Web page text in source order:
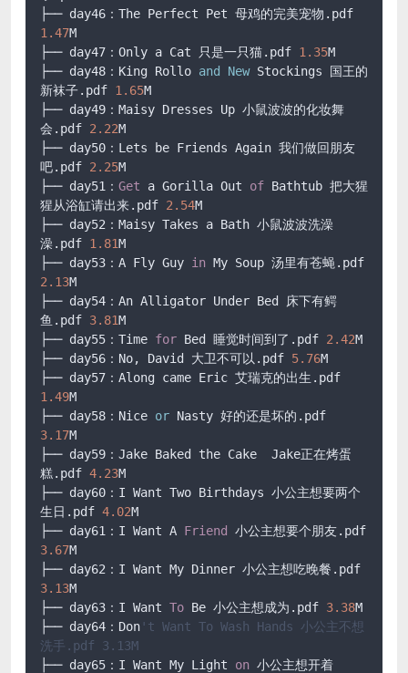
1.47M
├── day47：Only a Cat 只是一只猫.pdf 1.35M
├── day48：King Rollo and New Stockings 国王的
新袜子.pdf 1.65M
├── day49：Maisy Dresses Up 小鼠波波的化妆舞
会.pdf 2.22M
├── day50：Lets be Friends Again 我们做回朋友
吧.pdf 2.25M
├── day51： Get a Gorilla Out of Bathtub 把大猩
猩从浴缸请出来.pdf 2.54M
├── day52：Maisy Takes a Bath 小鼠波波洗澡
澡.pdf 1.81M
├── day53：A Fly Guy in
2.13M
├── day54：An Alligator Under Bed 床下有鳄
鱼.pdf 3.81M
├── day55：Time for Bed 睡觉时间到了.pdf 2.42M
├── day56：No, David 大卫不可以.pdf 5.76M
1.49M
├── day58：Nice or
3.17M
├── day59：Jake Baked the Cake  Jake正在烤蛋
糕.pdf 4.23M
├── day60：I Want Two Birthdays 小公主想要两个
生日.pdf 4.02M
├── day61：I Want A Friend
3.67M
3.13M
├── day63：I Want To Be 小公主想成为.pdf 3.38M
├── day64：Don 't Want To Wash Hands 小公主不想
洗手.pdf 3.13M
├── day65：I Want My Light on 小公主想开着